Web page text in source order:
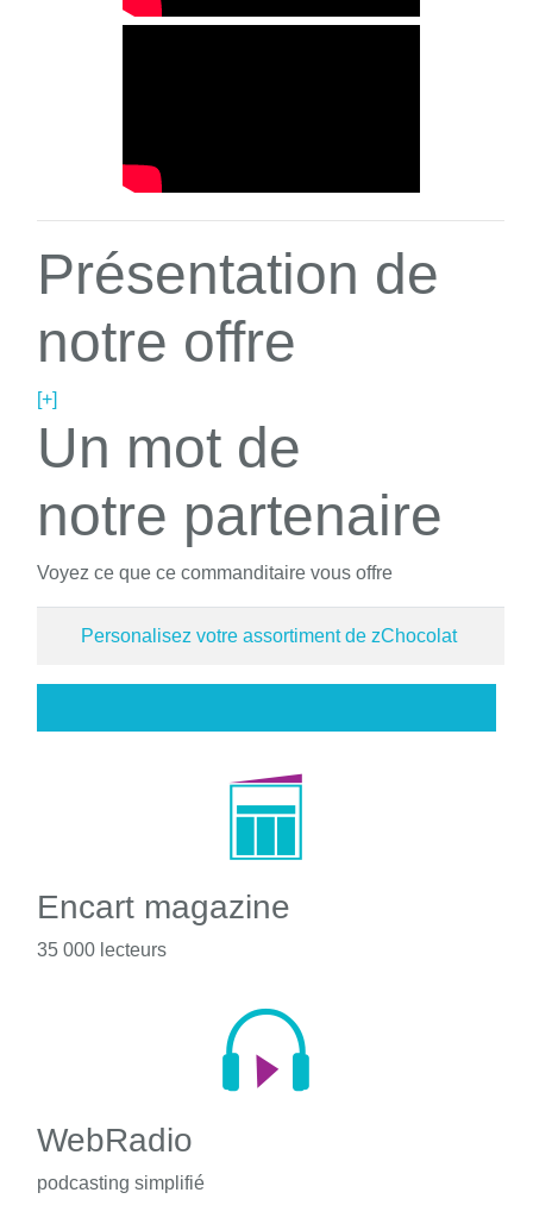
Présentation de
notre offre
[+]
Un mot de
notre partenaire
Voyez ce que ce commanditaire vous offre
Personalisez votre assortiment de zChocolat
Encart magazine
35 000 lecteurs
WebRadio
podcasting simplifié